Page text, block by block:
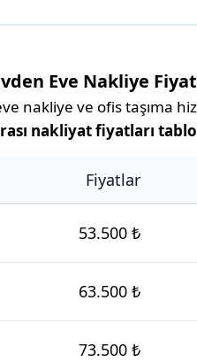
Eve Nakliye
nakliye ve ofis taşıma
nakliyat fiyatları
Fiyatlar
53.500 ₺
63.500 ₺
73.500 ₺